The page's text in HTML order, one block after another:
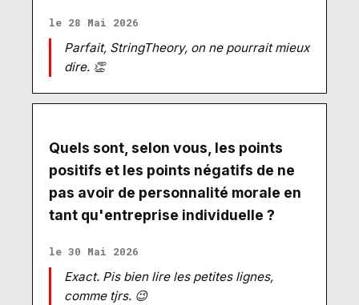
le 28 Mai 2026
Parfait, StringTheory, on ne pourrait mieux
dire. 👏
Quels sont, selon vous, les points
positifs et les points négatifs de ne
pas avoir de personnalité morale en
tant qu'entreprise individuelle ?
le 30 Mai 2026
Exact. Pis bien lire les petites lignes,
comme tjrs. 😉